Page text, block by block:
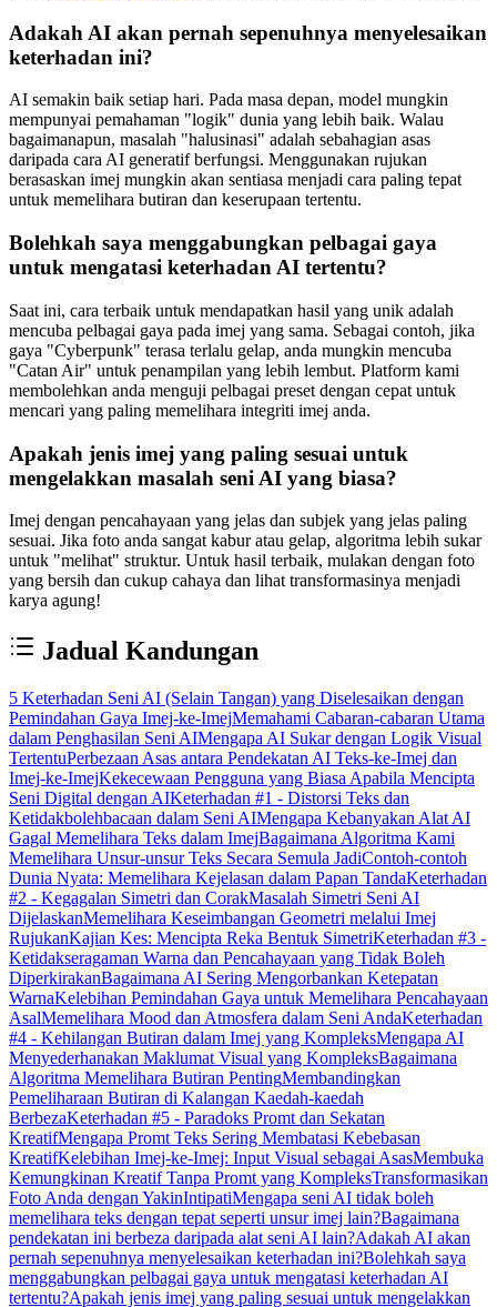
Adakah AI akan pernah sepenuhnya menyelesaikan
keterhadan ini?
AI semakin baik setiap hari. Pada masa depan, model mungkin
mempunyai pemahaman "logik" dunia yang lebih baik. Walau
bagaimanapun, masalah "halusinasi" adalah sebahagian asas
daripada cara AI generatif berfungsi. Menggunakan rujukan
berasaskan imej mungkin akan sentiasa menjadi cara paling tepat
untuk memelihara butiran dan keserupaan tertentu.
Bolehkah saya menggabungkan pelbagai gaya
untuk mengatasi keterhadan AI tertentu?
Saat ini, cara terbaik untuk mendapatkan hasil yang unik adalah
mencuba pelbagai gaya pada imej yang sama. Sebagai contoh, jika
gaya "Cyberpunk" terasa terlalu gelap, anda mungkin mencuba
"Catan Air" untuk penampilan yang lebih lembut. Platform kami
membolehkan anda menguji pelbagai preset dengan cepat untuk
mencari yang paling memelihara integriti imej anda.
Apakah jenis imej yang paling sesuai untuk
mengelakkan masalah seni AI yang biasa?
Imej dengan pencahayaan yang jelas dan subjek yang jelas paling
sesuai. Jika foto anda sangat kabur atau gelap, algoritma lebih sukar
untuk "melihat" struktur. Untuk hasil terbaik, mulakan dengan foto
yang bersih dan cukup cahaya dan lihat transformasinya menjadi
karya agung!
Jadual Kandungan
5 Keterhadan Seni AI (Selain Tangan) yang Diselesaikan dengan
Pemindahan Gaya Imej-ke-ImejMemahami Cabaran-cabaran Utama
dalam Penghasilan Seni AIMengapa AI Sukar dengan Logik Visual
TertentuPerbezaan Asas antara Pendekatan AI Teks-ke-Imej dan
Imej-ke-ImejKekecewaan Pengguna yang Biasa Apabila Mencipta
Seni Digital dengan AIKeterhadan #1 - Distorsi Teks dan
Ketidakbolehbacaan dalam Seni AIMengapa Kebanyakan Alat AI
Gagal Memelihara Teks dalam ImejBagaimana Algoritma Kami
Memelihara Unsur-unsur Teks Secara Semula JadiContoh-contoh
Dunia Nyata: Memelihara Kejelasan dalam Papan TandaKeterhadan
#2 - Kegagalan Simetri dan CorakMasalah Simetri Seni AI
DijelaskanMemelihara Keseimbangan Geometri melalui Imej
RujukanKajian Kes: Mencipta Reka Bentuk SimetriKeterhadan #3 -
Ketidakseragaman Warna dan Pencahayaan yang Tidak Boleh
DiperkirakanBagaimana AI Sering Mengorbankan Ketepatan
WarnaKelebihan Pemindahan Gaya untuk Memelihara Pencahayaan
AsalMemelihara Mood dan Atmosfera dalam Seni AndaKeterhadan
#4 - Kehilangan Butiran dalam Imej yang KompleksMengapa AI
Menyederhanakan Maklumat Visual yang KompleksBagaimana
Algoritma Memelihara Butiran PentingMembandingkan
Pemeliharaan Butiran di Kalangan Kaedah-kaedah
BerbezaKeterhadan #5 - Paradoks Promt dan Sekatan
KreatifMengapa Promt Teks Sering Membatasi Kebebasan
KreatifKelebihan Imej-ke-Imej: Input Visual sebagai AsasMembuka
Kemungkinan Kreatif Tanpa Promt yang KompleksTransformasikan
Foto Anda dengan YakinIntipatiMengapa seni AI tidak boleh
memelihara teks dengan tepat seperti unsur imej lain?Bagaimana
pendekatan ini berbeza daripada alat seni AI lain?Adakah AI akan
pernah sepenuhnya menyelesaikan keterhadan ini?Bolehkah saya
menggabungkan pelbagai gaya untuk mengatasi keterhadan AI
tertentu?Apakah jenis imej yang paling sesuai untuk mengelakkan